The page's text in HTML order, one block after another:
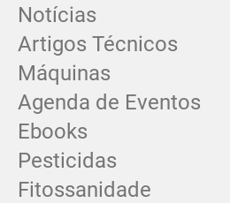
Notícias
Artigos Técnicos
Máquinas
Agenda de Eventos
Ebooks
Pesticidas
Fitossanidade